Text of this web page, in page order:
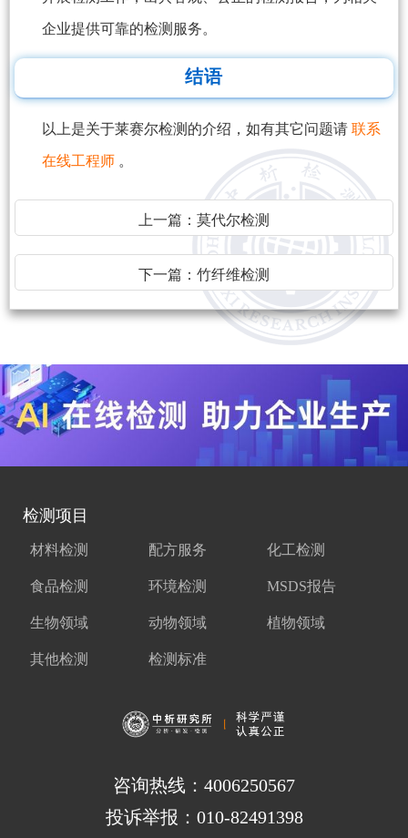
企业提供可靠的检测服务。
结语
以上是关于莱赛尔检测的介绍，如有其它问题请 联系
在线工程师 。
上一篇： 莫代尔检测
下一篇： 竹纤维检测
检测项目
材料检测 配方服务 化工检测
食品检测 环境检测 MSDS报告
生物领域 动物领域 植物领域
其他检测 检测标准
咨询热线：4006250567
投诉举报：010-82491398